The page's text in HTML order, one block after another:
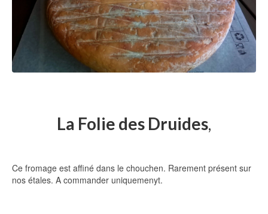
La Folie des Druides,
Ce fromage est affiné dans le chouchen. Rarement présent sur
nos étales. A commander uniquemenyt.